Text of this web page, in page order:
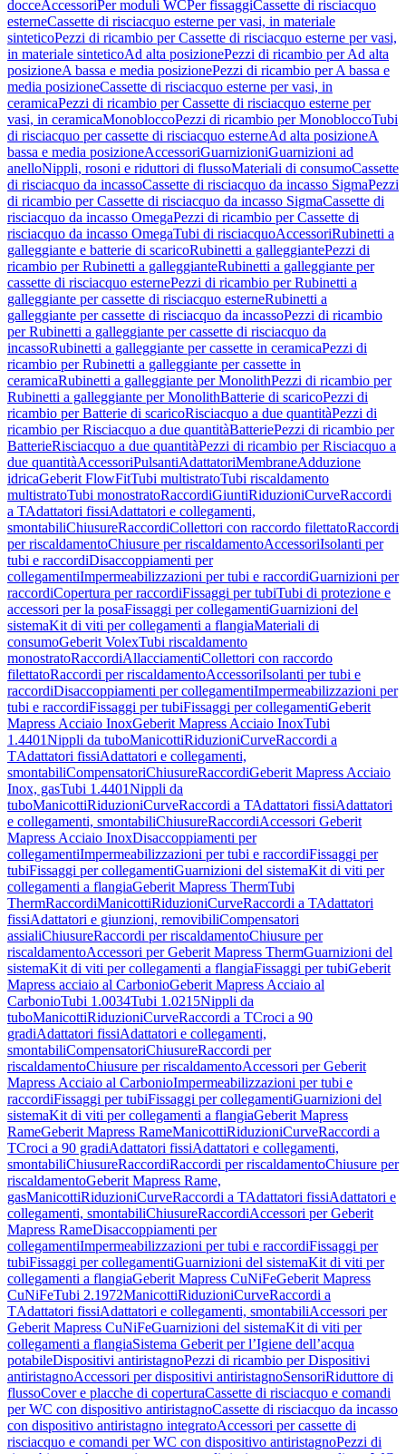
docceAccessoriPer moduli WCPer fissaggiCassette di risciacquo
esterneCassette di risciacquo esterne per vasi, in materiale
sinteticoPezzi di ricambio per Cassette di risciacquo esterne per vasi,
in materiale sinteticoAd alta posizionePezzi di ricambio per Ad alta
posizioneA bassa e media posizionePezzi di ricambio per A bassa e
media posizioneCassette di risciacquo esterne per vasi, in
ceramicaPezzi di ricambio per Cassette di risciacquo esterne per
vasi, in ceramicaMonobloccoPezzi di ricambio per MonobloccoTubi
di risciacquo per cassette di risciacquo esterneAd alta posizioneA
bassa e media posizioneAccessoriGuarnizioniGuarnizioni ad
anelloNippli, rosoni e riduttori di flussoMateriali di consumoCassette
di risciacquo da incassoCassette di risciacquo da incasso SigmaPezzi
di ricambio per Cassette di risciacquo da incasso SigmaCassette di
risciacquo da incasso OmegaPezzi di ricambio per Cassette di
risciacquo da incasso OmegaTubi di risciacquoAccessoriRubinetti a
galleggiante e batterie di scaricoRubinetti a galleggiantePezzi di
ricambio per Rubinetti a galleggianteRubinetti a galleggiante per
cassette di risciacquo esternePezzi di ricambio per Rubinetti a
galleggiante per cassette di risciacquo esterneRubinetti a
galleggiante per cassette di risciacquo da incassoPezzi di ricambio
per Rubinetti a galleggiante per cassette di risciacquo da
incassoRubinetti a galleggiante per cassette in ceramicaPezzi di
ricambio per Rubinetti a galleggiante per cassette in
ceramicaRubinetti a galleggiante per MonolithPezzi di ricambio per
Rubinetti a galleggiante per MonolithBatterie di scaricoPezzi di
ricambio per Batterie di scaricoRisciacquo a due quantitàPezzi di
ricambio per Risciacquo a due quantitàBatteriePezzi di ricambio per
BatterieRisciacquo a due quantitàPezzi di ricambio per Risciacquo a
due quantitàAccessoriPulsantiAdattatoriMembraneAdduzione
idricaGeberit FlowFitTubi multistratoTubi riscaldamento
multistratoTubi monostratoRaccordiGiuntiRiduzioniCurveRaccordi
a TAdattatori fissiAdattatori e collegamenti,
smontabiliChiusureRaccordiCollettori con raccordo filettatoRaccordi
per riscaldamentoChiusure per riscaldamentoAccessoriIsolanti per
tubi e raccordiDisaccoppiamenti per
collegamentiImpermeabilizzazioni per tubi e raccordiGuarnizioni per
raccordiCopertura per raccordiFissaggi per tubiTubi di protezione e
accessori per la posaFissaggi per collegamentiGuarnizioni del
sistemaKit di viti per collegamenti a flangiaMateriali di
consumoGeberit VolexTubi riscaldamento
monostratoRaccordiAllacciamentiCollettori con raccordo
filettatoRaccordi per riscaldamentoAccessoriIsolanti per tubi e
raccordiDisaccoppiamenti per collegamentiImpermeabilizzazioni per
tubi e raccordiFissaggi per tubiFissaggi per collegamentiGeberit
Mapress Acciaio InoxGeberit Mapress Acciaio InoxTubi
1.4401Nippli da tuboManicottiRiduzioniCurveRaccordi a
TAdattatori fissiAdattatori e collegamenti,
smontabiliCompensatoriChiusureRaccordiGeberit Mapress Acciaio
Inox, gasTubi 1.4401Nippli da
tuboManicottiRiduzioniCurveRaccordi a TAdattatori fissiAdattatori
e collegamenti, smontabiliChiusureRaccordiAccessori Geberit
Mapress Acciaio InoxDisaccoppiamenti per
collegamentiImpermeabilizzazioni per tubi e raccordiFissaggi per
tubiFissaggi per collegamentiGuarnizioni del sistemaKit di viti per
collegamenti a flangiaGeberit Mapress ThermTubi
ThermRaccordiManicottiRiduzioniCurveRaccordi a TAdattatori
fissiAdattatori e giunzioni, removibiliCompensatori
assialiChiusureRaccordi per riscaldamentoChiusure per
riscaldamentoAccessori per Geberit Mapress ThermGuarnizioni del
sistemaKit di viti per collegamenti a flangiaFissaggi per tubiGeberit
Mapress acciaio al CarbonioGeberit Mapress Acciaio al
CarbonioTubi 1.0034Tubi 1.0215Nippli da
tuboManicottiRiduzioniCurveRaccordi a TCroci a 90
gradiAdattatori fissiAdattatori e collegamenti,
smontabiliCompensatoriChiusureRaccordi per
riscaldamentoChiusure per riscaldamentoAccessori per Geberit
Mapress Acciaio al CarbonioImpermeabilizzazioni per tubi e
raccordiFissaggi per tubiFissaggi per collegamentiGuarnizioni del
sistemaKit di viti per collegamenti a flangiaGeberit Mapress
RameGeberit Mapress RameManicottiRiduzioniCurveRaccordi a
TCroci a 90 gradiAdattatori fissiAdattatori e collegamenti,
smontabiliChiusureRaccordiRaccordi per riscaldamentoChiusure per
riscaldamentoGeberit Mapress Rame,
gasManicottiRiduzioniCurveRaccordi a TAdattatori fissiAdattatori e
collegamenti, smontabiliChiusureRaccordiAccessori per Geberit
Mapress RameDisaccoppiamenti per
collegamentiImpermeabilizzazioni per tubi e raccordiFissaggi per
tubiFissaggi per collegamentiGuarnizioni del sistemaKit di viti per
collegamenti a flangiaGeberit Mapress CuNiFeGeberit Mapress
CuNiFeTubi 2.1972ManicottiRiduzioniCurveRaccordi a
TAdattatori fissiAdattatori e collegamenti, smontabiliAccessori per
Geberit Mapress CuNiFeGuarnizioni del sistemaKit di viti per
collegamenti a flangiaSistema Geberit per l’Igiene dell’acqua
potabileDispositivi antiristagnoPezzi di ricambio per Dispositivi
antiristagnoAccessori per dispositivi antiristagnoSensoriRiduttore di
flussoCover e placche di coperturaCassette di risciacquo e comandi
per WC con dispositivo antiristagnoCassette di risciacquo da incasso
con dispositivo antiristagno integratoAccessori per cassette di
risciacquo e comandi per WC con dispositivo antiristagnoPezzi di